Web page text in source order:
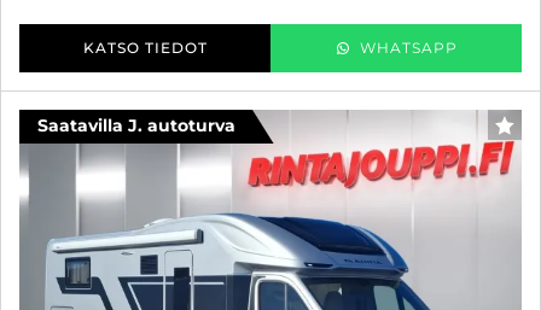
KATSO TIEDOT WHATSAPP
Saatavilla J. autoturva